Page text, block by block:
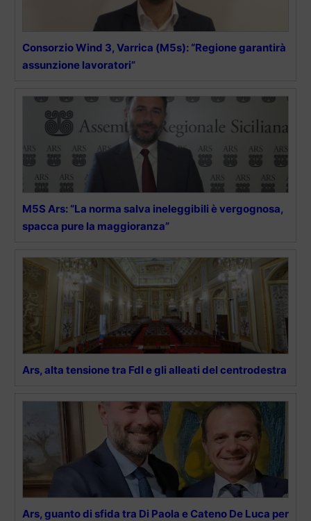
Consorzio Wind 3, Varrica (M5s): “Regione garantirà
assunzione lavoratori”
M5S Ars: “La norma salva ineleggibili è vergognosa,
spacca pure la maggioranza”
Ars, alta tensione tra FdI e gli alleati del centrodestra
Ars, guanto di sfida tra Di Paola e Cateno De Luca per